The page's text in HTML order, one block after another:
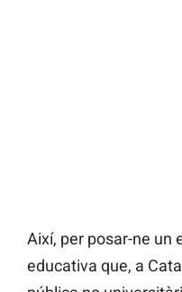
Així, per posar-ne un
educativa que, a